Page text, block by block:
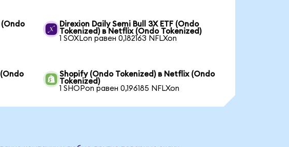
Direxion Daily Semi Bull 3X ETF (Ondo
Tokenized) в Netflix (Ondo Tokenized)
1 SOXLon равен 0,182163 NFLXon
Shopify (Ondo Tokenized) в Netflix (Ondo
Tokenized)
1 SHOPon равен 0,196185 NFLXon